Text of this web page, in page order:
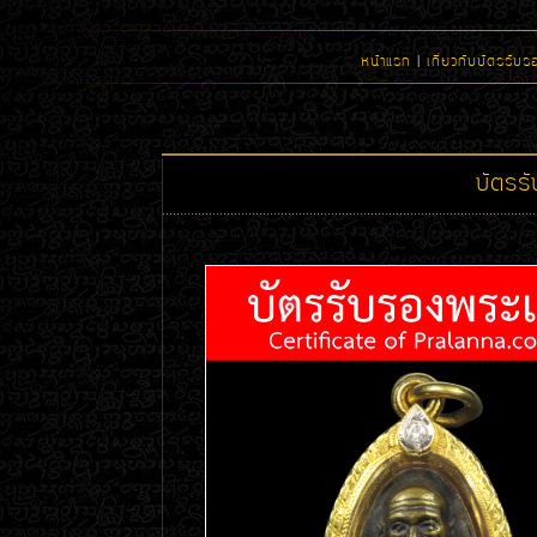
หน้าแรก เกี่ยวกับบัตรรับร
บัตรรั